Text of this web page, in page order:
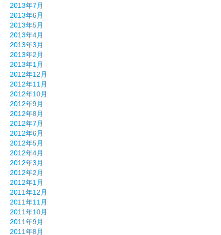
2013年7月
2013年6月
2013年5月
2013年4月
2013年3月
2013年2月
2013年1月
2012年12月
2012年11月
2012年10月
2012年9月
2012年8月
2012年7月
2012年6月
2012年5月
2012年4月
2012年3月
2012年2月
2012年1月
2011年12月
2011年11月
2011年10月
2011年9月
2011年8月